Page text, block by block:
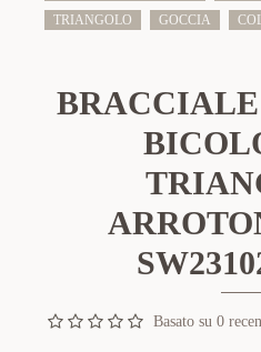
TRIANGOLO
GOCCIA
Basato su 0